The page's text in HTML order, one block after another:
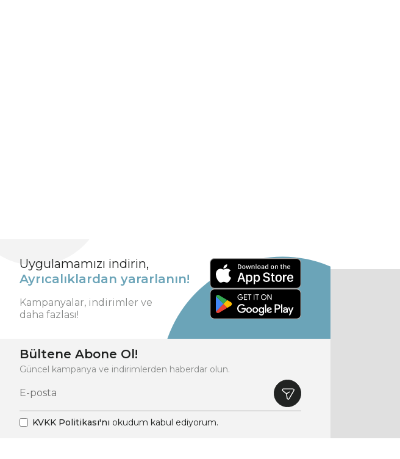
Uygulamamızı indirin,
Ayrıcalıklardan yararlanın!
Kampanyalar, indirimler ve
daha fazlası!
Bültene Abone Ol!
Güncel kampanya ve indirimlerden haberdar olun.
KVKK Politikası'nı okudum kabul ediyorum.